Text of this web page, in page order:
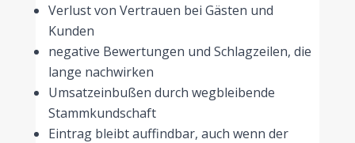
Verlust von Vertrauen bei Gästen und
Kunden
negative Bewertungen und Schlagzeilen, die
lange nachwirken
Umsatzeinbußen durch wegbleibende
Stammkundschaft
Eintrag bleibt auffindbar, auch wenn der